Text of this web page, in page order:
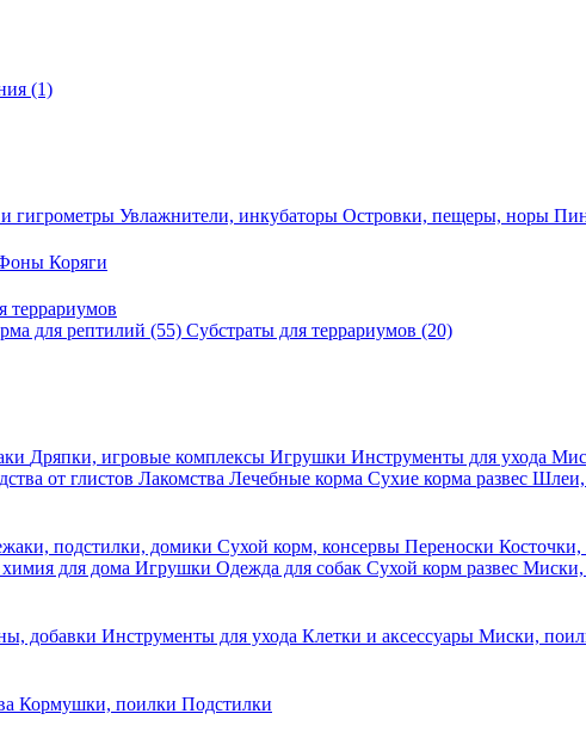
(1)
гигрометры Увлажнители, инкубаторы Островки, пещеры, норы
Коряги
террариумов
для рептилий (55) Субстраты для террариумов (20)
Дряпки, игровые комплексы Игрушки Инструменты для ухода
от глистов Лакомства Лечебные корма Сухие корма развес Шлеи,
подстилки, домики Сухой корм, консервы Переноски Косточки,
для дома Игрушки Одежда для собак Сухой корм развес Миски,
добавки Инструменты для ухода Клетки и аксессуары Миски,
Кормушки, поилки Подстилки